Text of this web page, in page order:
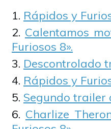
Rápidos y
Calentamos
Furiosos 8».
Descontrolado
Rápidos y
Segundo trailer
Charlize